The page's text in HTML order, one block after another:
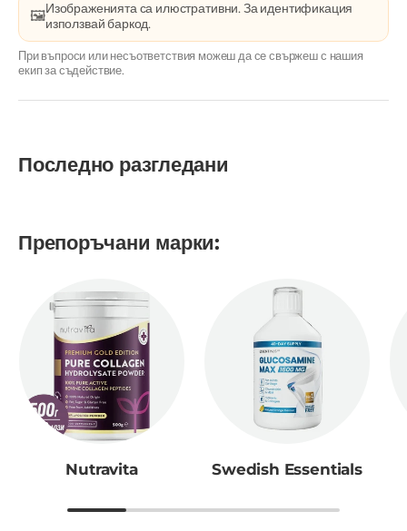
🖼️Изображенията са илюстративни. За идентификация
използвай баркод.
При въпроси или несъответствия можеш да се свържеш с нашия
екип за съдействие.
Последно разгледани
Препоръчани марки:
Nutravita Swedish Essentials